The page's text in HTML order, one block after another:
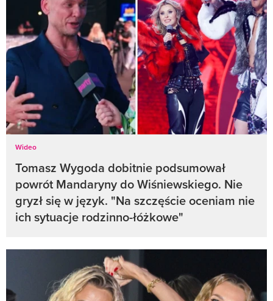
Wideo
Tomasz Wygoda dobitnie podsumował
powrót Mandaryny do Wiśniewskiego. Nie
gryzł się w język. "Na szczęście oceniam nie
ich sytuacje rodzinno-łóżkowe"